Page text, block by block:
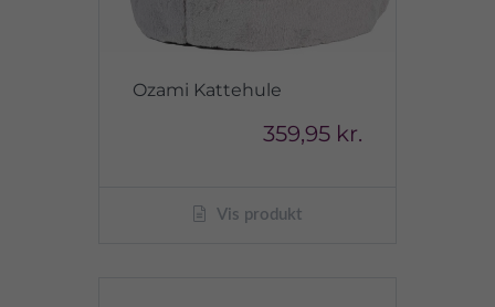
Ozami Kattehule
359,95 kr.
Vis produkt